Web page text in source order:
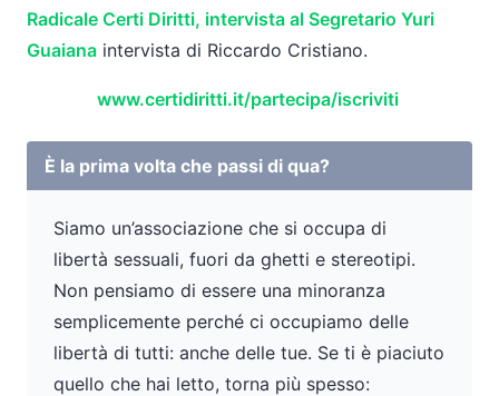
Radicale Certi Diritti, intervista al Segretario Yuri
Guaiana intervista di Riccardo Cristiano.
www.certidiritti.it/partecipa/iscriviti
È la prima volta che passi di qua?
Siamo un’associazione che si occupa di
libertà sessuali, fuori da ghetti e stereotipi.
Non pensiamo di essere una minoranza
semplicemente perché ci occupiamo delle
libertà di tutti: anche delle tue. Se ti è piaciuto
quello che hai letto, torna più spesso: